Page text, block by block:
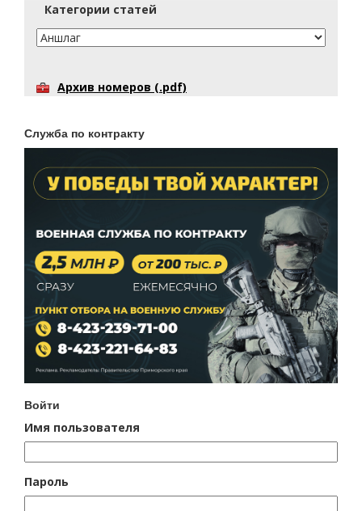
Категории статей
Архив номеров (.pdf)
Служба по контракту
Войти
Имя пользователя
Пароль